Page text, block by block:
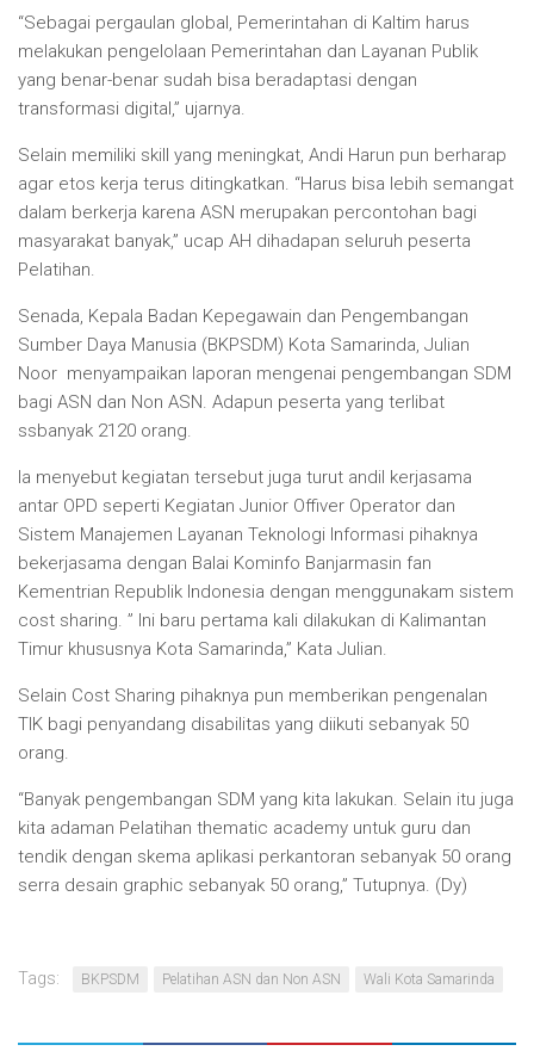
“Sebagai pergaulan global, Pemerintahan di Kaltim harus
melakukan pengelolaan Pemerintahan dan Layanan Publik
yang benar-benar sudah bisa beradaptasi dengan
transformasi digital,” ujarnya.
Selain memiliki skill yang meningkat, Andi Harun pun berharap
agar etos kerja terus ditingkatkan. “Harus bisa lebih semangat
dalam berkerja karena ASN merupakan percontohan bagi
masyarakat banyak,” ucap AH dihadapan seluruh peserta
Pelatihan.
Senada, Kepala Badan Kepegawain dan Pengembangan
Sumber Daya Manusia (BKPSDM) Kota Samarinda, Julian
Noor menyampaikan laporan mengenai pengembangan SDM
bagi ASN dan Non ASN. Adapun peserta yang terlibat
ssbanyak 2120 orang.
Ia menyebut kegiatan tersebut juga turut andil kerjasama
antar OPD seperti Kegiatan Junior Offiver Operator dan
Sistem Manajemen Layanan Teknologi Informasi pihaknya
bekerjasama dengan Balai Kominfo Banjarmasin fan
Kementrian Republik Indonesia dengan menggunakam sistem
cost sharing. ” Ini baru pertama kali dilakukan di Kalimantan
Timur khususnya Kota Samarinda,” Kata Julian.
Selain Cost Sharing pihaknya pun memberikan pengenalan
TIK bagi penyandang disabilitas yang diikuti sebanyak 50
orang.
“Banyak pengembangan SDM yang kita lakukan. Selain itu juga
kita adaman Pelatihan thematic academy untuk guru dan
tendik dengan skema aplikasi perkantoran sebanyak 50 orang
serra desain graphic sebanyak 50 orang,” Tutupnya. (Dy)
Tags: BKPSDM Pelatihan ASN dan Non ASN Wali Kota Samarinda